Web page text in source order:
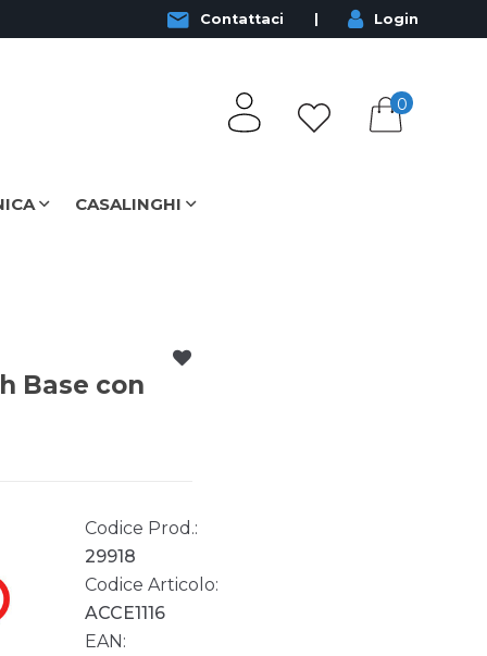
Contattaci Login
0
CASALINGHI
Base con
Codice Prod.:
29918
Codice Articolo:
ACCE1116
EAN: